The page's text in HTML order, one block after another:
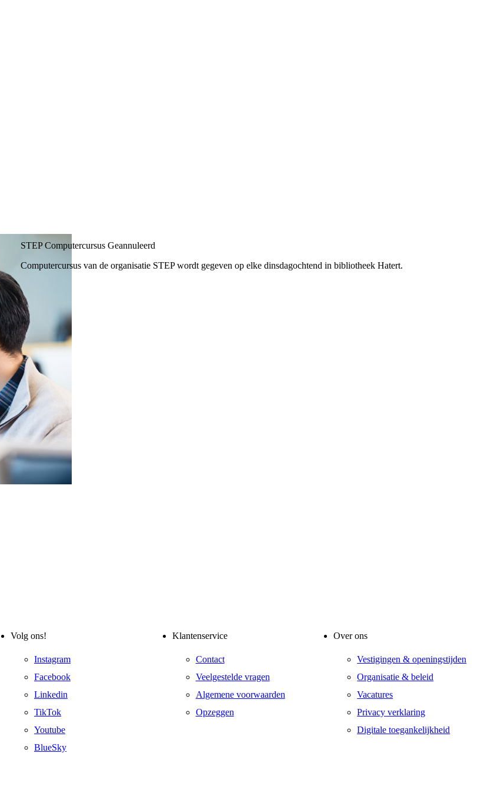
STEP ComputercursusGeannuleerd
Computercursus van de organisatie STEP wordt gegeven op elke dinsdagochtend in bibliotheek Hatert.
Volg ons!
Instagram
Facebook
Linkedin
TikTok
Youtube
BlueSky
Klantenservice
Contact
Veelgestelde vragen
Algemene voorwaarden
Opzeggen
Over ons
Vestigingen & openingstijden
Organisatie & beleid
Vacatures
Privacy verklaring
Digitale toegankelijkheid